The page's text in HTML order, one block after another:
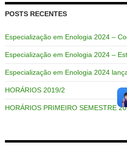
POSTS RECENTES
Especialização em Enologia 2024 –
Especialização em Enologia 2024 –
Especialização em Enologia 2024
HORÁRIOS 2019/2
HORÁRIOS PRIMEIRO SEMESTRE